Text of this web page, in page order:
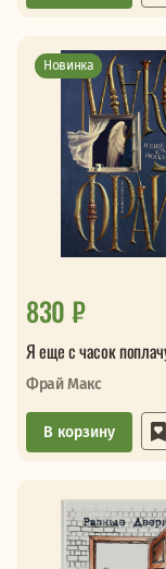
Новинка
830 ₽
Я еще с часок
Фрай Макс
В корзину